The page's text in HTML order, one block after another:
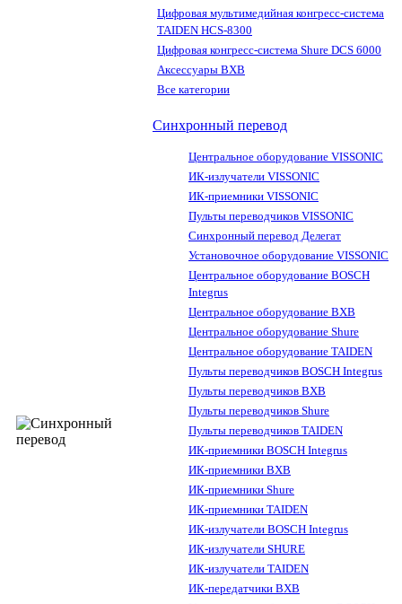
Цифровая мультимедийная конгресс-система
TAIDEN HCS-8300
Цифровая конгресс-система Shure DCS 6000
Аксессуары BXB
Все категории
Синхронный перевод
Центральное оборудование VISSONIC
ИК-излучатели VISSONIC
ИК-приемники VISSONIC
Пульты переводчиков VISSONIC
Синхронный перевод Делегат
Установочное оборудование VISSONIC
Центральное оборудование BOSCH
Integrus
Центральное оборудование BXB
Центральное оборудование Shure
Центральное оборудование TAIDEN
Пульты переводчиков BOSCH Integrus
Пульты переводчиков BXB
Пульты переводчиков Shure
Пульты переводчиков TAIDEN
ИК-приемники BOSCH Integrus
ИК-приемники BXB
ИК-приемники Shure
ИК-приемники TAIDEN
ИК-излучатели BOSCH Integrus
ИК-излучатели SHURE
ИК-излучатели TAIDEN
ИК-передатчики BXB